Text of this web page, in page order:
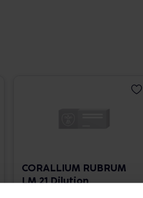
CORALLIUM RUBRUM
LM 21 Dilution